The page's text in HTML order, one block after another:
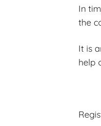
In
the
It is
help